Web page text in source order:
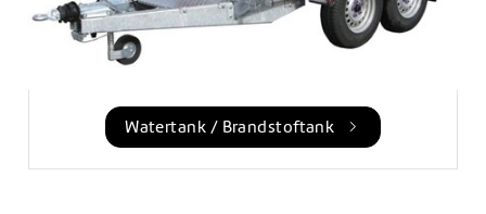
Watertank / Brandstoftank